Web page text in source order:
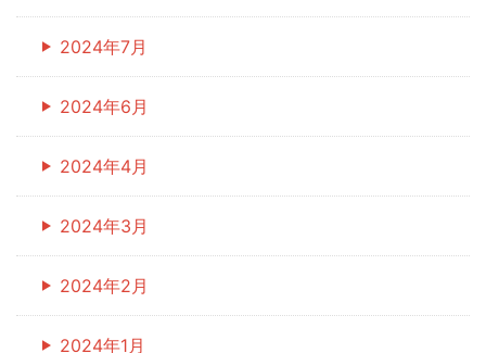
2024年7月
2024年6月
2024年4月
2024年3月
2024年2月
2024年1月